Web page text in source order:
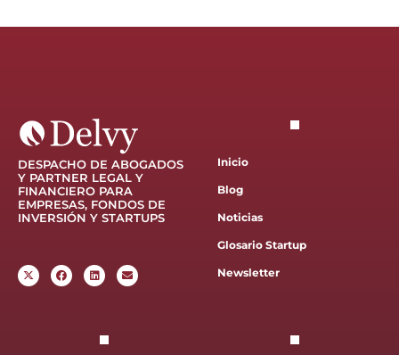
DESPACHO DE ABOGADOS
Y PARTNER LEGAL Y
FINANCIERO PARA
EMPRESAS, FONDOS DE
INVERSIÓN Y STARTUPS
Inicio
Blog
Noticias
Glosario Startup
Newsletter